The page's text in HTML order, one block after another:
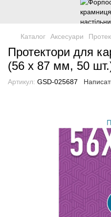
Каталог Аксесуари
Протектори для
(56 х 87 мм, 50
Артикул: GSD-025687